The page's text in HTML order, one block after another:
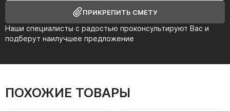
Наши специалисты с радостью проконсультируют Вас и
подберут наилучшее предложение
ПРИКРЕПИТЬ СМЕТУ
ПОХОЖИЕ ТОВАРЫ